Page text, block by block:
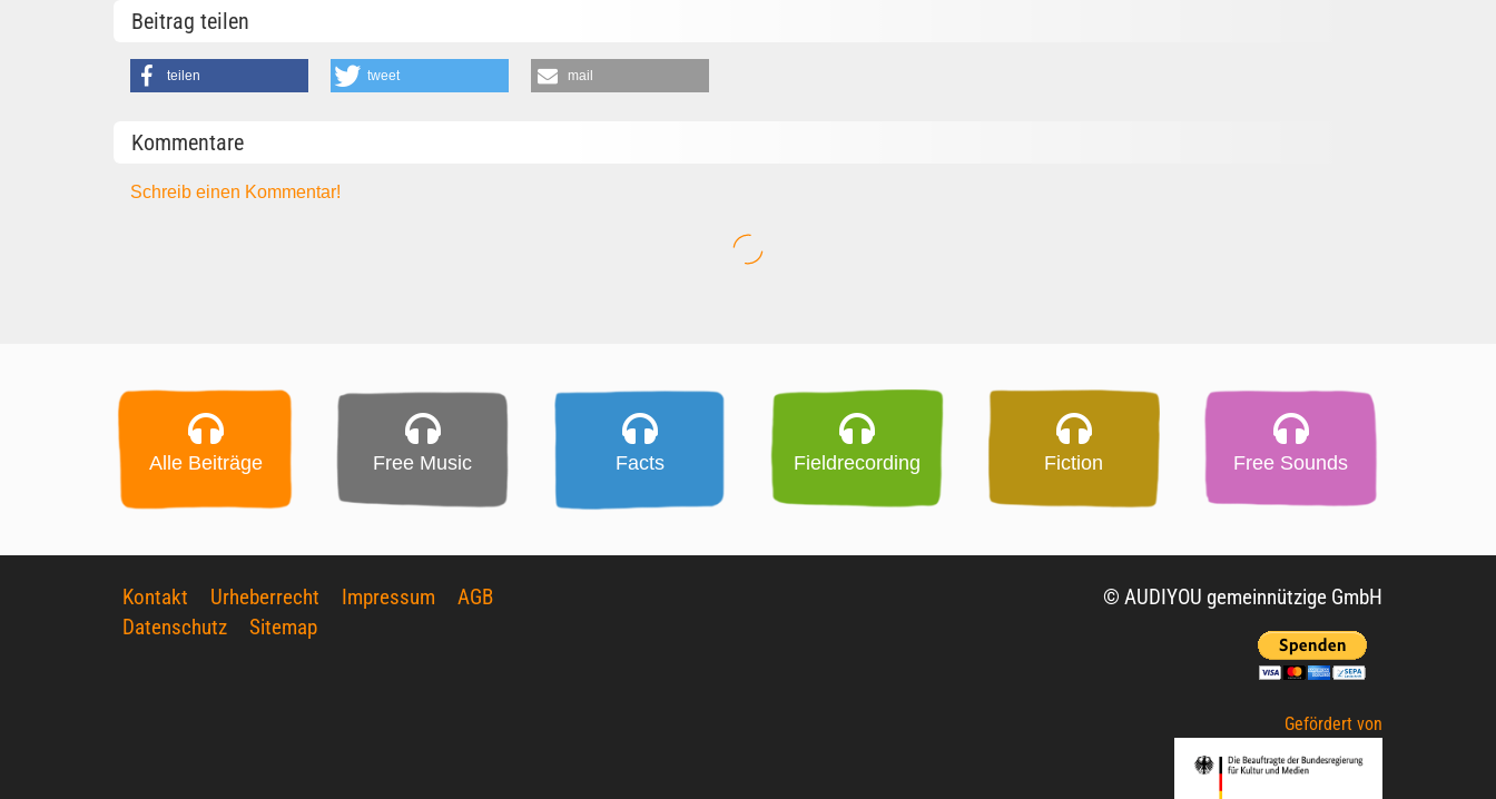
Beitrag teilen
teilen tweet mail
Kommentare
Schreib einen Kommentar!
Alle Beiträge Free Music Facts Fieldrecording Fiction Free Sounds
Kontakt Urheberrecht Impressum
AGB
Datenschutz
Sitemap
© AUDIYOU gemeinnützige GmbH
Gefördert von